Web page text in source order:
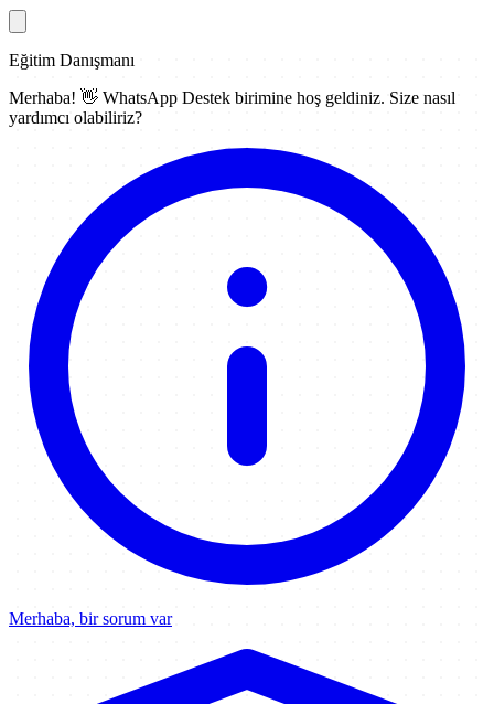
Eğitim Danışmanı
Merhaba! 👋 WhatsApp Destek birimine hoş geldiniz. Size nasıl
yardımcı olabiliriz?
Merhaba, bir sorum var